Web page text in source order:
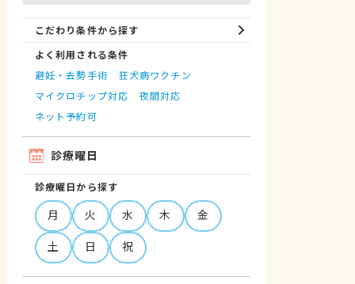
こだわり条件から探す
よく利用される条件
避妊・去勢手術
狂犬病ワクチン
マイクロチップ対応
夜間対応
ネット予約可
診療曜日
診療曜日から探す
月 火 水 木
金
土
日 祝